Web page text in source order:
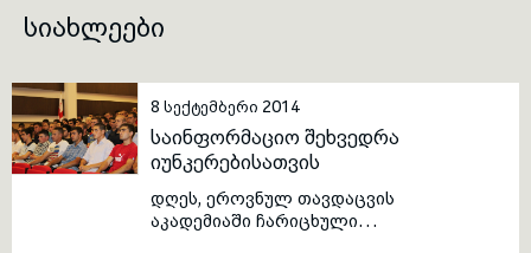
ᲡᲘᲐᲮᲚᲔᲔᲑᲘ
8 სექტემბერი 2014
საინფორმაციო შეხვედრა
იუნკერებისათვის
დღეს, ეროვნულ თავდაცვის
აკადემიაში ჩარიცხული